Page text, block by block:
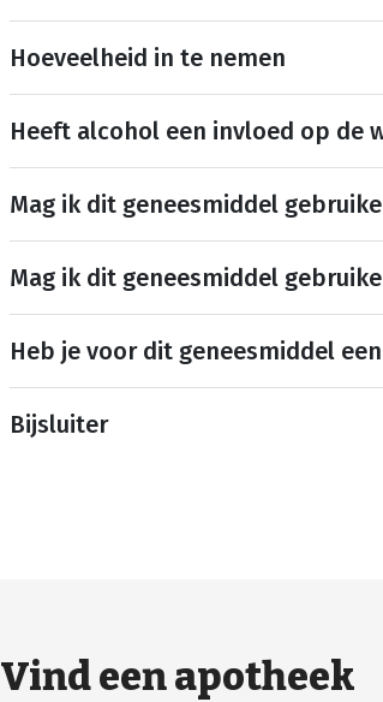
Hoeveelheid in te nemen
Heeft alcohol een invloed op de
Mag ik dit geneesmiddel
Mag ik dit geneesmiddel
Heb je voor dit geneesmiddel
Bijsluiter
Vind een apotheek